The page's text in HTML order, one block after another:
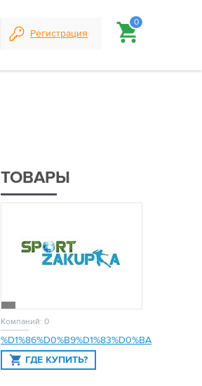
Регистрация
0
ТОВАРЫ
Компаний: 0
%D1%86%D0%B9%D1%83%D0%BA
ГДЕ КУПИТЬ?